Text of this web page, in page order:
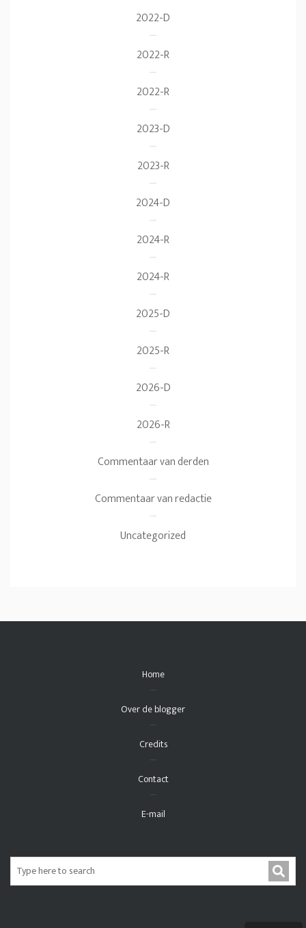
2022-D
2022-R
2022-R
2023-D
2023-R
2024-D
2024-R
2024-R
2025-D
2025-R
2026-D
2026-R
Commentaar van derden
Commentaar van redactie
Uncategorized
Home
Over de blogger
Credits
Contact
E-mail